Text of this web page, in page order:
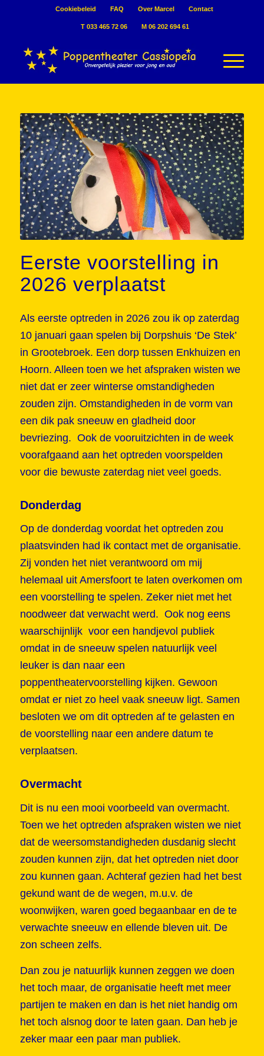
Cookiebeleid FAQ Over Marcel Contact
T 033 465 72 06 M 06 202 694 61
Eerste voorstelling in
2026 verplaatst
Als eerste optreden in 2026 zou ik op zaterdag
10 januari gaan spelen bij Dorpshuis ‘De Stek’
in Grootebroek. Een dorp tussen Enkhuizen en
Hoorn. Alleen toen we het afspraken wisten we
niet dat er zeer winterse omstandigheden
zouden zijn. Omstandigheden in de vorm van
een dik pak sneeuw en gladheid door
bevriezing. Ook de vooruitzichten in de week
voorafgaand aan het optreden voorspelden
voor die bewuste zaterdag niet veel goeds.
Donderdag
Op de donderdag voordat het optreden zou
plaatsvinden had ik contact met de organisatie.
Zij vonden het niet verantwoord om mij
helemaal uit Amersfoort te laten overkomen om
een voorstelling te spelen. Zeker niet met het
noodweer dat verwacht werd. Ook nog eens
waarschijnlijk voor een handjevol publiek
omdat in de sneeuw spelen natuurlijk veel
leuker is dan naar een
poppentheatervoorstelling kijken. Gewoon
omdat er niet zo heel vaak sneeuw ligt. Samen
besloten we om dit optreden af te gelasten en
de voorstelling naar een andere datum te
verplaatsen.
Overmacht
Dit is nu een mooi voorbeeld van overmacht.
Toen we het optreden afspraken wisten we niet
dat de weersomstandigheden dusdanig slecht
zouden kunnen zijn, dat het optreden niet door
zou kunnen gaan. Achteraf gezien had het best
gekund want de de wegen, m.u.v. de
woonwijken, waren goed begaanbaar en de te
verwachte sneeuw en ellende bleven uit. De
zon scheen zelfs.
Dan zou je natuurlijk kunnen zeggen we doen
het toch maar, de organisatie heeft met meer
partijen te maken en dan is het niet handig om
het toch alsnog door te laten gaan. Dan heb je
zeker maar een paar man publiek.